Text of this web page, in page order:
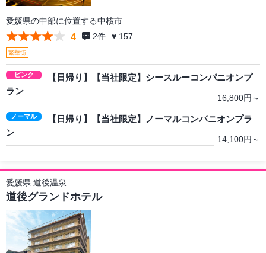
愛媛県の中部に位置する中核市
4 2件 ♥ 157
繁華街
ピンク
【日帰り】【当社限定】シースルーコンパニオンプ
ラン
16,800円～
ノーマル
【日帰り】【当社限定】ノーマルコンパニオンプラ
ン
14,100円～
愛媛県 道後温泉
道後グランドホテル